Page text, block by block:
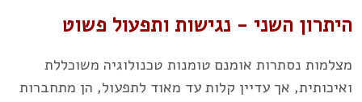
היתרון השני - נגישות ותפעול פשוט
מצלמות נסתרות אומנם טומנות טכנולוגיה משוכללת
ואיכותית, אך עדיין קלות עד מאוד לתפעול, הן מתחברות